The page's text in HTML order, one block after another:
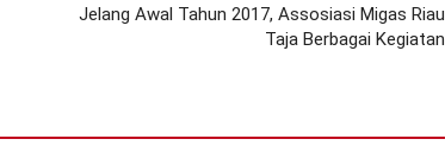
Jelang Awal Tahun 2017, Assosiasi Migas Riau
Taja Berbagai Kegiatan